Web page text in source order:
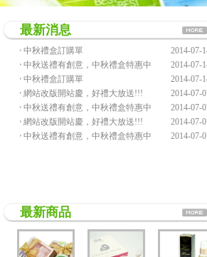
最新消息
中秋禮盒訂購單
2014-07-
中秋送禮有創意，中秋禮盒特惠中
2014-07-
中秋禮盒訂購單
2014-07-
網站改版開站慶，好禮大放送!!!
2014-07-
中秋送禮有創意，中秋禮盒特惠中
2014-07-
網站改版開站慶，好禮大放送!!!
2014-07-
中秋送禮有創意，中秋禮盒特惠中
2014-07-
最新商品